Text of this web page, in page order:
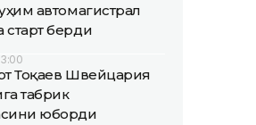
автомагистрал
берди
Тоқаев Швейцария
табрик
юборди